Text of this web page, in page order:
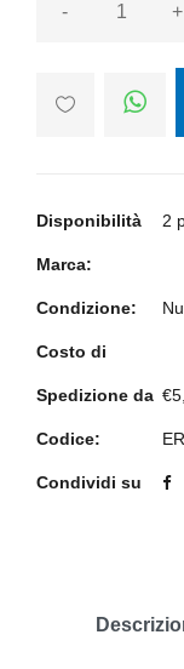
- +
Disponibilità 2
Marca:
Condizione:
Costo di
Spedizione da
Codice:
Condividi su